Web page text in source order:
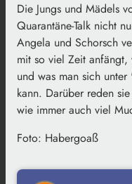
Die Jungs und Mädels
Quarantäne-Talk nicht
Angela und Schorsch
mit so viel Zeit
und was man sich
kann. Darüber reden
wie immer auch viel
Foto: Habergoaß